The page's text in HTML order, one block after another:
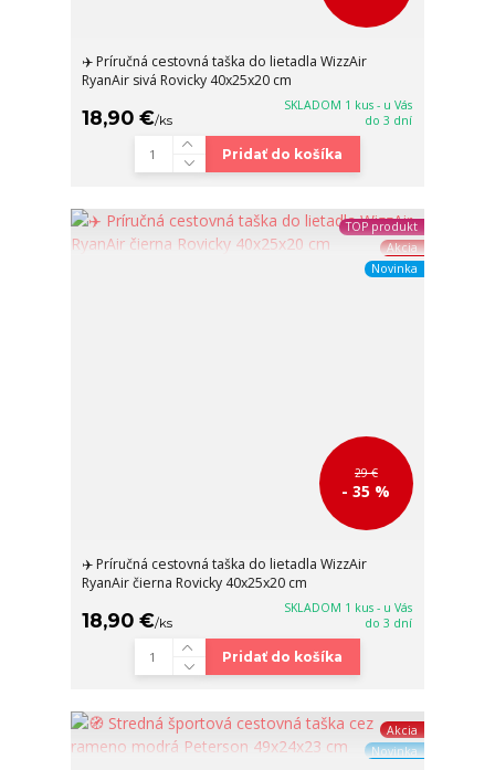
✈️ Príručná cestovná taška do lietadla WizzAir
RyanAir sivá Rovicky 40x25x20 cm
18,90 €/ks
SKLADOM 1 kus - u Vás
do 3 dní
Pridať do košíka
TOP produkt
Akcia
Novinka
29 €
- 35 %
✈️ Príručná cestovná taška do lietadla WizzAir
RyanAir čierna Rovicky 40x25x20 cm
18,90 €/ks
SKLADOM 1 kus - u Vás
do 3 dní
Pridať do košíka
Akcia
Novinka